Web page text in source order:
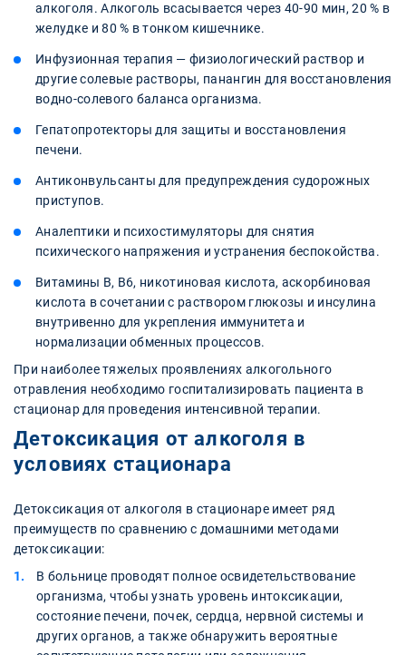
алкоголя. Алкоголь всасывается через 40-90 мин, 20 % в
желудке и 80 % в тонком кишечнике.
Инфузионная терапия — физиологический раствор и
другие солевые растворы, панангин для восстановления
водно-солевого баланса организма.
Гепатопротекторы для защиты и восстановления
печени.
Антиконвульсанты для предупреждения судорожных
приступов.
Аналептики и психостимуляторы для снятия
психического напряжения и устранения беспокойства.
Витамины В, В6, никотиновая кислота, аскорбиновая
кислота в сочетании с раствором глюкозы и инсулина
внутривенно для укрепления иммунитета и
нормализации обменных процессов.
При наиболее тяжелых проявлениях алкогольного
отравления необходимо госпитализировать пациента в
стационар для проведения интенсивной терапии.
Детоксикация от алкоголя в
условиях стационара
Детоксикация от алкоголя в стационаре имеет ряд
преимуществ по сравнению с домашними методами
детоксикации:
В больнице проводят полное освидетельствование
организма, чтобы узнать уровень интоксикации,
состояние печени, почек, сердца, нервной системы и
других органов, а также обнаружить вероятные